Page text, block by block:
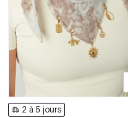
2 à 5 jours